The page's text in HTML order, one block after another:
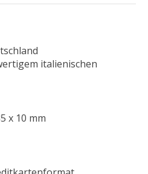
italienischen
x 10 mm